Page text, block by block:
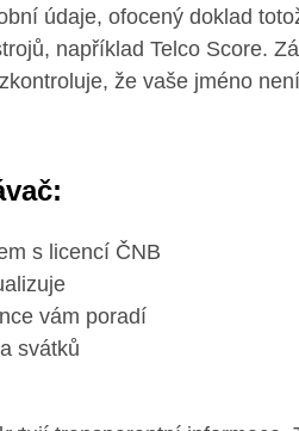
údaje, ofocený doklad
například Telco Score.
že vaše jméno
s licencí ČNB
vám poradí
svátků